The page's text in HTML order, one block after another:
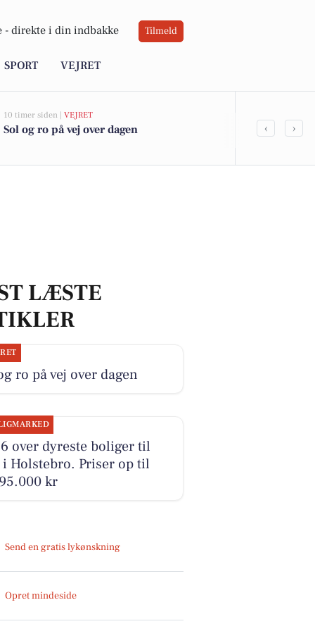
- direkte i din indbakke Tilmeld
SPORT VEJRET
10 timer siden | VEJRET
Sol og ro på vej over dagen
BoligOne
‹ ›
LÆSTE
ro på vej over dagen
over dyreste boliger til
i Holstebro. Priser op til
kr
Send en gratis lykønskning
Opret mindeside